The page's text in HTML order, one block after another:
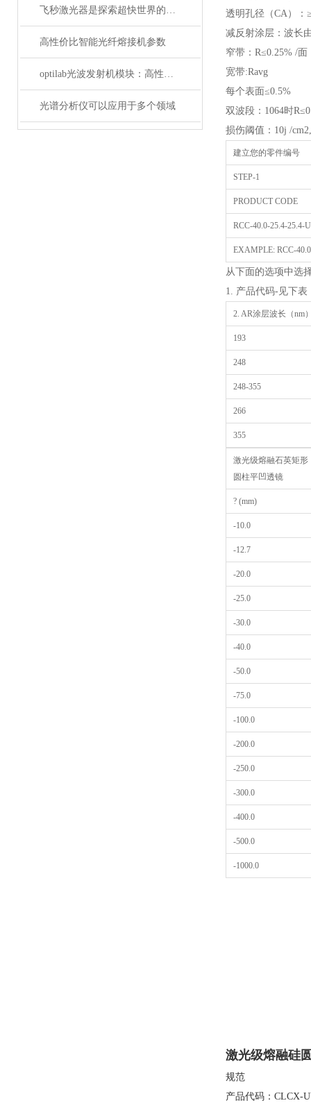
飞秒激光器是探索超快世界的利器
高性价比智能光纤熔接机参数
optilab光波发射机模块：高性能通信的核心组件
光谱分析仪可以应用于多个领域
透明孔径（CA）：
减反射涂层：波长
窄带：R≤0.25% /面
宽带:Ravg
每个表面≤0.5%
双波段：1064时
损伤阈值：10j /
建立您的零件编号
STEP-1
PRODUCT CODE
RCC-40.0-25.4-25.4-
EXAMPLE: RCC-
从下面的选项中选
1. 产品代码-见下表
2. AR涂层波长（nm
193
248
248-355
266
355
激光级熔融石英矩形
圆柱平凹透镜
? (mm)
-10.0
-12.7
-20.0
-25.0
-30.0
-40.0
-50.0
-75.0
-100.0
-200.0
-250.0
-300.0
-400.0
-500.0
-1000.0
激光级熔融硅
规范
产品代码：CLCX-